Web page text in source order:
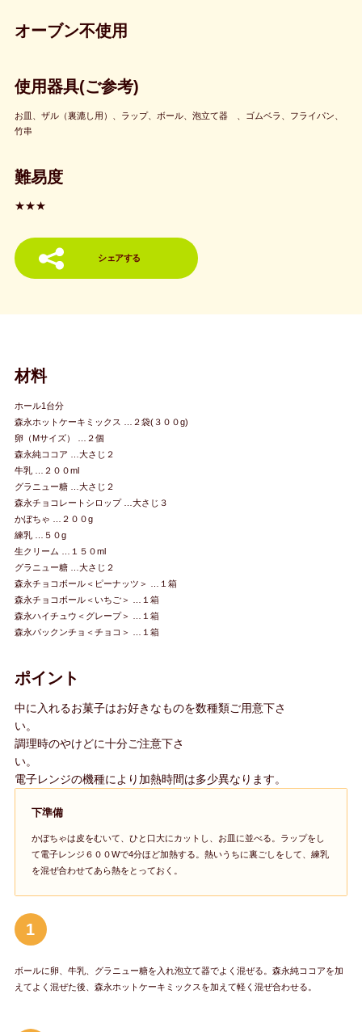
オーブン不使用
使用器具(ご参考)
お皿、ザル（裏漉し用）、ラップ、ボール、泡立て器 、ゴムベラ、フライパン、
竹串
難易度
★★★
シェアする
材料
ホール1台分
森永ホットケーキミックス …２袋(３００g)
卵（Mサイズ） …２個
森永純ココア …大さじ２
牛乳 …２００ml
グラニュー糖 …大さじ２
森永チョコレートシロップ …大さじ３
かぼちゃ …２００g
練乳 …５０g
生クリーム …１５０ml
グラニュー糖 …大さじ２
森永チョコボール＜ピーナッツ＞ …１箱
森永チョコボール＜いちご＞ …１箱
森永ハイチュウ＜グレープ＞ …１箱
森永パックンチョ＜チョコ＞ …１箱
ポイント
中に入れるお菓子はお好きなものを数種類ご用意下さ
い
調理時のやけどに十分ご注意下さ
い
電子レンジの機種により加熱時間は多少異なります。
下準備
かぼちゃは皮をむいて、ひと口大にカットし、お皿に並べる。ラップをし
て電子レンジ６００Wで4分ほど加熱する。熱いうちに裏ごしをして、練乳
を混ぜ合わせてあら熱をとっておく。
1
ボールに卵、牛乳、グラニュー糖を入れ泡立て器でよく混ぜる。森永純ココアを加
えてよく混ぜた後、森永ホットケーキミックスを加えて軽く混ぜ合わせる。